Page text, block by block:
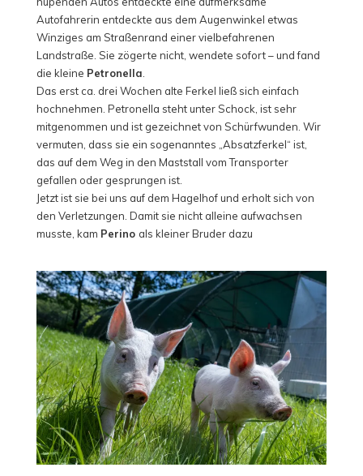
Autofahrerin entdeckte aus dem Augenwinkel etwas
Winziges am Straßenrand einer vielbefahrenen
Landstraße. Sie zögerte nicht, wendete sofort – und fand
die kleine Petronella
Das erst ca. drei Wochen alte Ferkel ließ sich einfach
hochnehmen. Petronella steht unter Schock, ist sehr
mitgenommen und ist gezeichnet von Schürfwunden. Wir
vermuten, dass sie ein sogenanntes „Absatzferkel“ ist,
das auf dem Weg in den Maststall vom Transporter
gefallen oder gesprungen ist.
Jetzt ist sie bei uns auf dem Hagelhof und erholt sich von
den Verletzungen. Damit sie nicht alleine aufwachsen
musste, kam Perino als kleiner Bruder dazu